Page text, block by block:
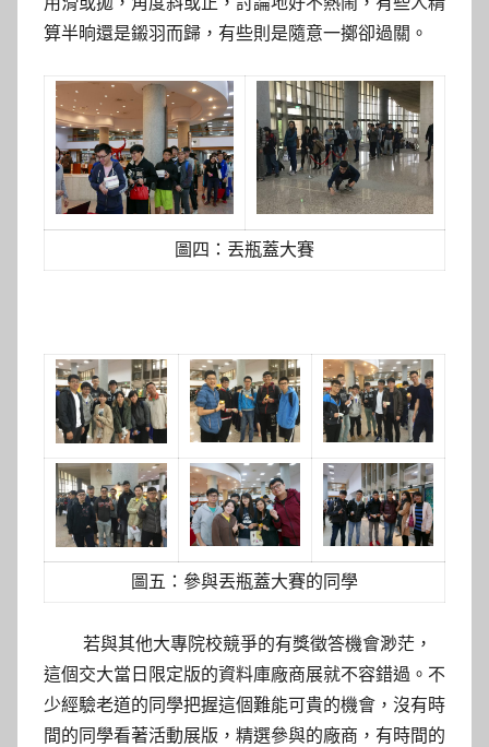
算半晌還是鎩羽而歸，有些則是隨意一擲卻過關。
圖四：丟瓶蓋大賽
圖五：參與丟瓶蓋大賽的同學
若與其他大專院校競爭的有獎徵答機會渺茫，
這個交大當日限定版的資料庫廠商展就不容錯過。不
少經驗老道的同學把握這個難能可貴的機會，沒有時
間的同學看著活動展版，精選參與的廠商，有時間的